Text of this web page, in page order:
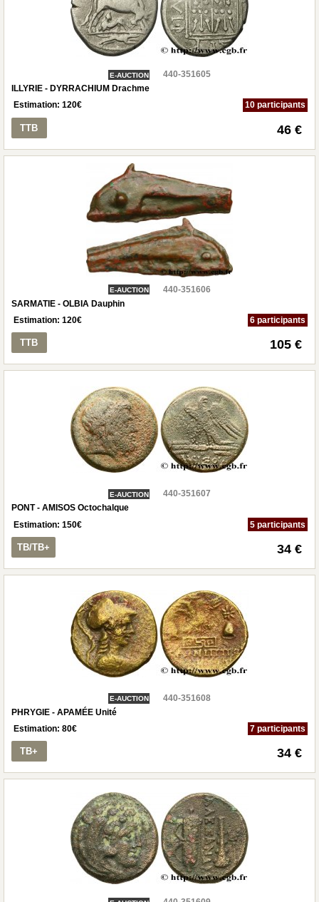
E-AUCTION
440-351605
ILLYRIE - DYRRACHIUM Drachme
Estimation: 120€ 10 participants
TTB 46 €
E-AUCTION
440-351606
SARMATIE - OLBIA Dauphin
Estimation: 120€ 6 participants
TTB 105 €
E-AUCTION
440-351607
PONT - AMISOS Octochalque
Estimation: 150€ 5 participants
TB/TB+ 34 €
E-AUCTION
440-351608
PHRYGIE - APAMÉE Unité
Estimation: 80€ 7 participants
TB+ 34 €